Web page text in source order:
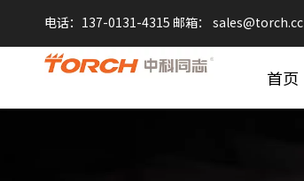
电话：137-0131-4315 邮箱： sales@torch.cc
首页